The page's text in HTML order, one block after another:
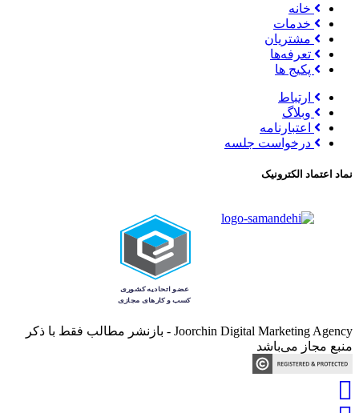
خانه
خدمات
مشتریان
تعرفه‌ها
پکیج ها
ارتباط
وبلاگ
اعتبارنامه
درخواست جلسه
نماد اعتماد الکترونیک
Joorchin Digital Marketing Agency - بازنشر مطالب فقط با ذکر
منبع مجاز می‌باشد